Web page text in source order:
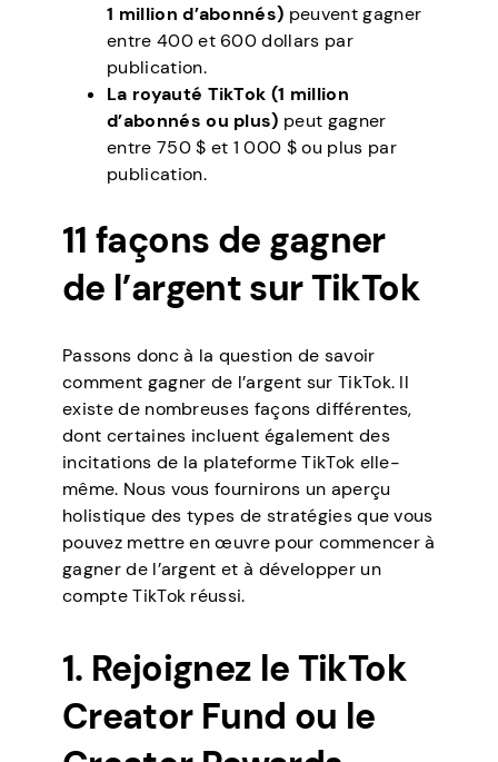
1 million d’abonnés) peuvent gagner
entre 400 et 600 dollars par
publication.
La royauté TikTok (1 million
d’abonnés ou plus) peut gagner
entre 750 $ et 1 000 $ ou plus par
publication.
11 façons de gagner
de l’argent sur TikTok
Passons donc à la question de savoir
comment gagner de l’argent sur TikTok. Il
existe de nombreuses façons différentes,
dont certaines incluent également des
incitations de la plateforme TikTok elle-
même. Nous vous fournirons un aperçu
holistique des types de stratégies que vous
pouvez mettre en œuvre pour commencer à
gagner de l’argent et à développer un
compte TikTok réussi.
1. Rejoignez le TikTok
Creator Fund ou le